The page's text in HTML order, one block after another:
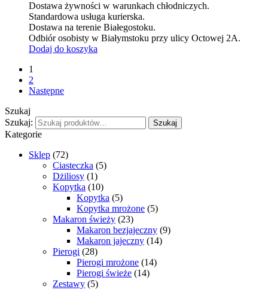
Dostawa żywności w warunkach chłodniczych.
Standardowa usługa kurierska.
Dostawa na terenie Białegostoku.
Odbiór osobisty w Białymstoku przy ulicy Octowej 2A.
Dodaj do koszyka
1
2
Następne
Szukaj
Szukaj:
Szukaj
Kategorie
Sklep (72)
Ciasteczka (5)
Dżiliosy (1)
Kopytka (10)
Kopytka (5)
Kopytka mrożone (5)
Makaron świeży (23)
Makaron bezjajeczny (9)
Makaron jajeczny (14)
Pierogi (28)
Pierogi mrożone (14)
Pierogi świeże (14)
Zestawy (5)